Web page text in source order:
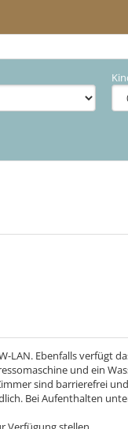
LAN. Ebenfalls verfügt
und ein
sind barrierefrei
Bei Aufenthalten